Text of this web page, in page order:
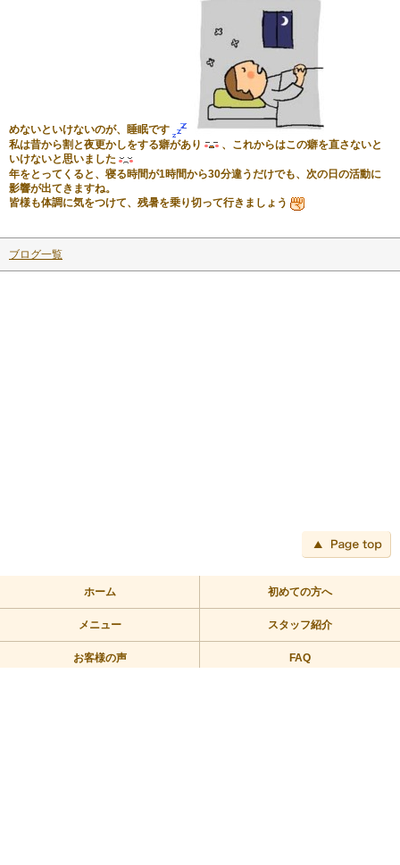
めないといけないのが、睡眠です
私は昔から割と夜更かしをする癖があり
、これからはこの癖を直さないと
いけないと思いました
年をとってくると、寝る時間が1時間から30分違うだけでも、次の日の活動に
影響が出てきますね。
皆様も体調に気をつけて、残暑を乗り切って行きましょう
ブログ一覧
ホーム 初めての方へ
メニュー スタッフ紹介
お客様の声 FAQ